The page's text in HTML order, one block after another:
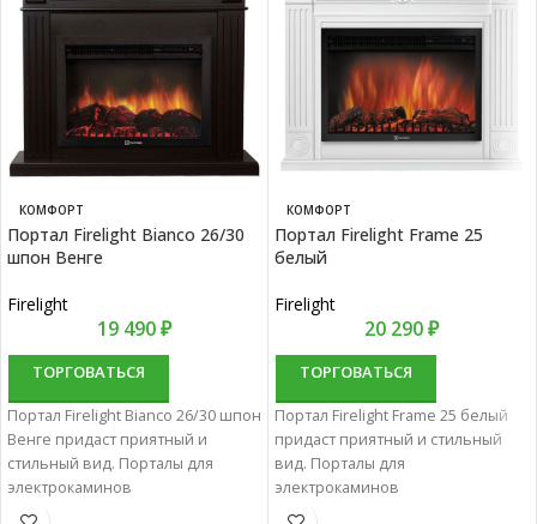
КОМФОРТ
Портал Firelight Bianco 26/30
шпон Венге
Firelight
19 490₽
ТОРГОВАТЬСЯ
Портал Firelight Bianco 26/30 шпон
Венге придаст приятный и
стильный вид. Порталы для
электрокаминов
характеризуются отменным
КОМФОРТ
Портал Firelight Frame 25
белый
Firelight
20 290₽
ТОРГОВАТЬСЯ
Портал Firelight Frame 25 белый
придаст приятный и стильный
вид. Порталы для
электрокаминов
характеризуются отменным